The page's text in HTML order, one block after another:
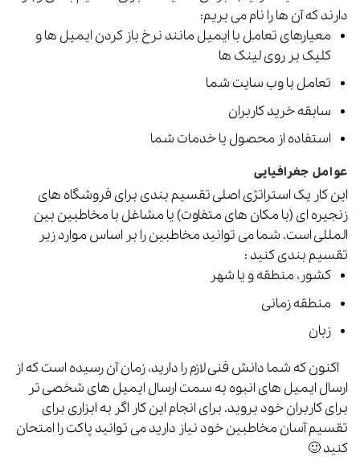
دارند که آن ها را نام می بریم:
معیارهای تعامل با ایمیل مانند نرخ باز کردن ایمیل ها و
کلیک بر روی لینک ها
تعامل با وب سایت شما
سابقه خرید کاربران
استفاده از محصول یا خدمات شما
عوامل جغرافیایی
این کار یک استراتژی اصلی تقسیم بندی برای فروشگاه های
زنجیره ای (با مکان های متفاوت) یا مشاغل با مخاطبین بین
المللی است. شما می توانید مخاطبین را بر اساس موارد زیر
تقسیم بندی کنید :
کشور، منطقه و یا شهر
منطقه زمانی
زبان
اکنون که شما دانش فنی لازم را دارید، زمان آن رسیده است که از
ارسال ایمیل های انبوه به سمت ارسال ایمیل های شخصی تر
برای کاربران خود بروید. برای انجام این کار اگر به ابزاری برای
تقسیم آسان مخاطبین خود نیاز دارید می توانید پاکت را امتحان
کنید 🙂